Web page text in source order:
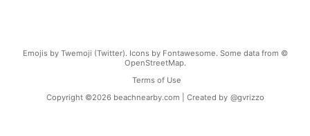
Emojis by Twemoji (Twitter). Icons by Fontawesome. Some data from ©
OpenStreetMap.
Terms of Use
Copyright ©2026 beachnearby.com | Created by @gvrizzo